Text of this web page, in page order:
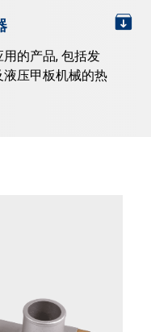
的产品, 包括发
压甲板机械的热